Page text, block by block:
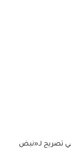
تصريح لـ«نبض